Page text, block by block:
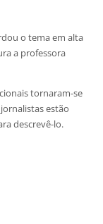
o tema em alta
a professora
tornaram-se
estão
descrevê-lo.